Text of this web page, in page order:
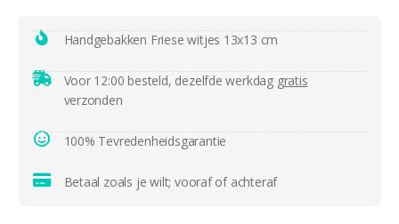
Handgebakken Friese witjes 13x13 cm
Voor 12:00 besteld, dezelfde werkdag gratis
verzonden
100% Tevredenheidsgarantie
Betaal zoals je wilt; vooraf of achteraf